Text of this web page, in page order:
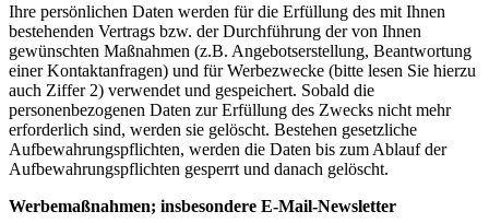
Ihre persönlichen Daten werden für die Erfüllung des mit Ihnen
bestehenden Vertrags bzw. der Durchführung der von Ihnen
gewünschten Maßnahmen (z.B. Angebotserstellung, Beantwortung
einer Kontaktanfragen) und für Werbezwecke (bitte lesen Sie hierzu
auch Ziffer 2) verwendet und gespeichert. Sobald die
personenbezogenen Daten zur Erfüllung des Zwecks nicht mehr
erforderlich sind, werden sie gelöscht. Bestehen gesetzliche
Aufbewahrungspflichten, werden die Daten bis zum Ablauf der
Aufbewahrungspflichten gesperrt und danach gelöscht.
Werbemaßnahmen; insbesondere E-Mail-Newsletter